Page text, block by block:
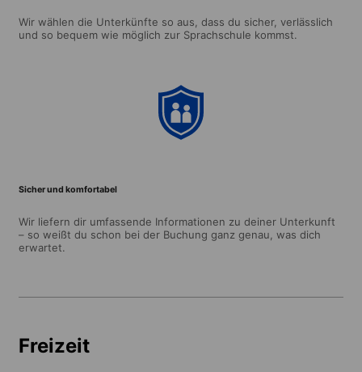
Wir wählen die Unterkünfte so aus, dass du sicher, verlässlich
und so bequem wie möglich zur Sprachschule kommst.
Sicher und komfortabel
Wir liefern dir umfassende Informationen zu deiner Unterkunft
– so weißt du schon bei der Buchung ganz genau, was dich
erwartet.
Freizeit